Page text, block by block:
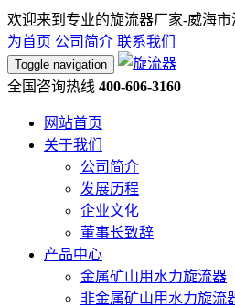
欢迎来到专业的旋流器厂家-威海市
为首页 公司简介 联系我们
Toggle navigation
全国咨询热线 400-606-3160
网站首页
关于我们
公司简介
发展历程
企业文化
董事长致辞
产品中心
金属矿山用水力旋流器
非金属矿山用水力旋流